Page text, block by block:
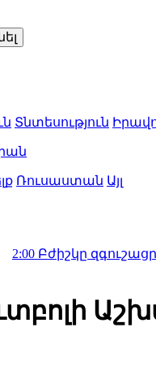
Տնտեսություն
Ռուսաստան Այլ
զգուշացրել է 1